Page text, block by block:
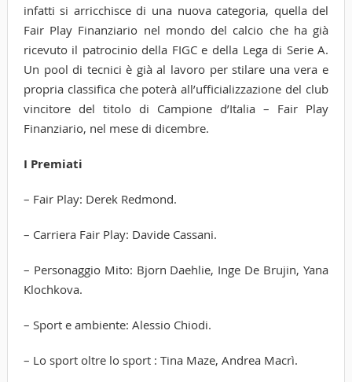
infatti si arricchisce di una nuova categoria, quella del
Fair Play Finanziario nel mondo del calcio che ha già
ricevuto il patrocinio della FIGC e della Lega di Serie A.
Un pool di tecnici è già al lavoro per stilare una vera e
propria classifica che poterà all’ufficializzazione del club
vincitore del titolo di Campione d’Italia – Fair Play
Finanziario, nel mese di dicembre.
I Premiati
– Fair Play: Derek Redmond.
– Carriera Fair Play: Davide Cassani.
– Personaggio Mito: Bjorn Daehlie, Inge De Brujin, Yana
Klochkova.
– Sport e ambiente: Alessio Chiodi.
– Lo sport oltre lo sport : Tina Maze, Andrea Macrì.